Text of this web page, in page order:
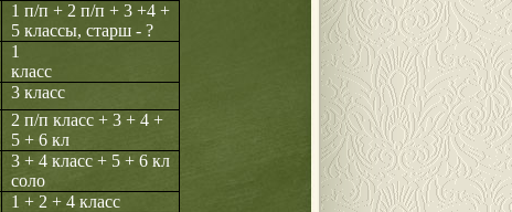
1 п/п + 2 п/п + 3 +4 +
5 классы, старш - ?
1
класс
3 класс
2 п/п класс + 3 + 4 +
5 + 6 кл
3 + 4 класс + 5 + 6 кл
соло
1 + 2 + 4 класс